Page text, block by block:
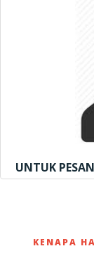
UNTUK
KENAPA